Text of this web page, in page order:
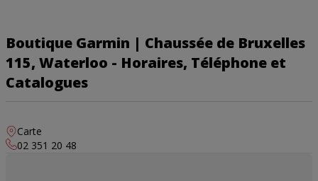
Boutique Garmin | Chaussée de Bruxelles
115, Waterloo - Horaires, Téléphone et
Catalogues
Carte
02 351 20 48